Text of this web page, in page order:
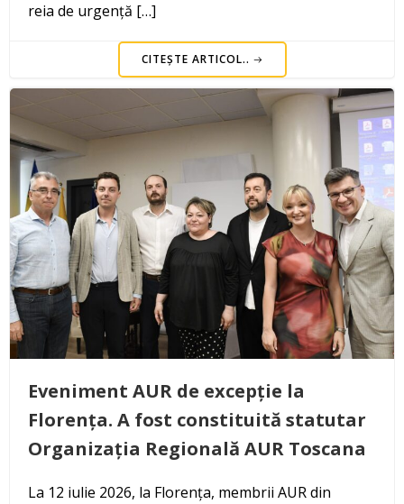
reia de urgență […]
CITEȘTE ARTICOL..
Eveniment AUR de excepție la
Florența. A fost constituită statutar
Organizația Regională AUR Toscana
La 12 iulie 2026, la Florența, membrii AUR din